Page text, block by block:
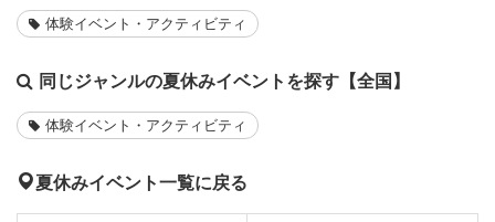
体験イベント・アクティビティ
同じジャンルの夏休みイベントを探す【全国】
体験イベント・アクティビティ
夏休みイベント一覧に戻る